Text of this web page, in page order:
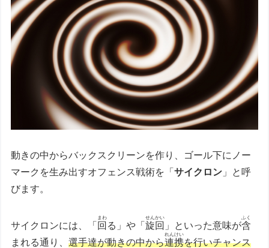
動きの中からバックスクリーンを作り、ゴール下にノー
マークを生み出すオフェンス戦術を「サイクロン 」と呼
びます。
サイクロンには、「 回
まわ
る」や「旋回
せんかい
」といった意味が含
ふく
まれる通り、選手達が動きの中から連携
れんけい
を行いチャンス